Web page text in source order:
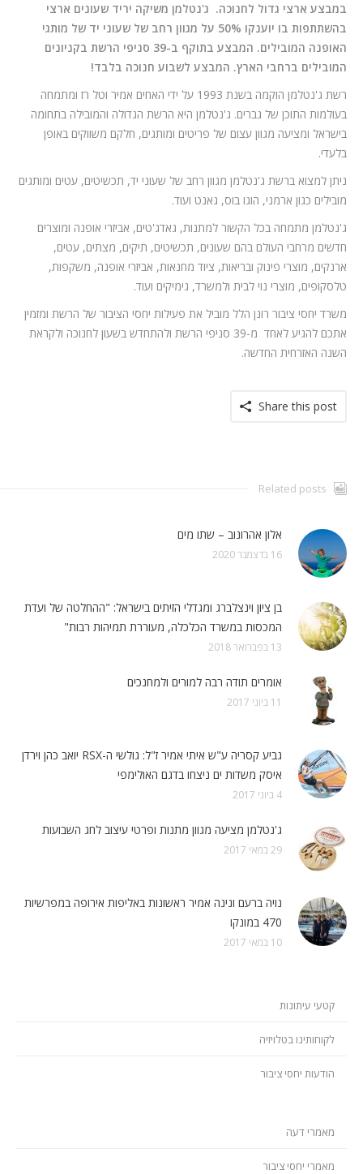
במבצע ארצי גדול לחנוכה. ג'נטלמן משיקה יריד שעונים ארצי
בהשתתפות בו יוענקו 50% על מגוון רחב של שעוני יד של מותגי
האופנה המובילים. המבצע בתוקף ב-39 סניפי הרשת בקניונים
המובילים ברחבי הארץ. המבצע לשבוע חנוכה בלבד!
רשת ג'נטלמן הוקמה בשנת 1993 על ידי האחים אמיר וטל רז ומתמחה
בעולמות התוכן של גברים. ג'נטלמן היא הרשת הגדולה והמובילה בתחומה
בישראל ומציעה מגוון עצום של פריטים ומותגים, חלקם משווקים באופן
בלעדי.
ניתן למצוא ברשת ג'נטלמן מגוון רחב של שעוני יד, תכשיטים, עטים ומותגים
מובילים כגון ארמני, הוגו בוס, גאנט ועוד.
ג'נטלמן מתמחה בכל הקשור למתנות, גאדג'טים, אביזרי אופנה ומוצרים
חדשים מרחבי העולם בהם שעונים, תכשיטים, תיקים, מצתים, עטים,
ארנקים, מוצרי פינוק ובריאות, ציוד מחנאות, אביזרי אופנה, משקפות,
טלסקופים, מוצרי נוי לבית ולמשרד, גימיקים ועוד.
משרד יחסי ציבור רונן הלל מוביל את פעילות יחסי הציבור של הרשת ומזמין
אתכם להגיע לאחד מ-39 סניפי הרשת ולהתחדש בשעון לחנוכה ולקראת
השנה האזרחית החדשה.
Share this post
Related posts
אלון אהרונוב – שתו מים
16 בדצמבר 2020
בן ציון וינצלברג ומגדלי הזיתים בישראל: "ההחלטה של ועדת
המכסות במשרד הכלכלה, מעוררת תמיהות רבות"
13 בפברואר 2018
אומרים תודה רבה למורים ולמחנכים
11 ביוני 2017
גביע קסריה ע"ש איתי אמיר ז"ל: גולשי ה-RSX יואב כהן וירדן
איסק משדות ים ניצחו בדגם האולימפי
4 ביוני 2017
ג'נטלמן מציעה מגוון מתנות ופרטי עיצוב לחג השבועות
29 במאי 2017
נויה ברעם ונינה אמיר ראשונות באליפות אירופה במפרשיות
470 במונקו
10 במאי 2017
קטעי עיתונות
לקוחותינו בטלויזיה
הודעות יחסי ציבור
מאמרי דעה
מאמרי יחסי ציבור